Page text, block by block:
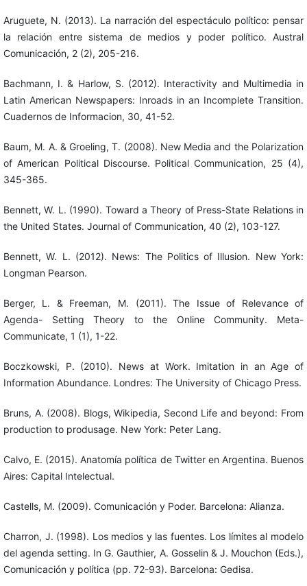
Aruguete, N. (2013). La narración del espectáculo político: pensar
la relación entre sistema de medios y poder político. Austral
Comunicación, 2 (2), 205-216.
Bachmann, I. & Harlow, S. (2012). Interactivity and Multimedia in
Latin American Newspapers: Inroads in an Incomplete Transition.
Cuadernos de Informacion, 30, 41-52.
Baum, M. A. & Groeling, T. (2008). New Media and the Polarization
of American Political Discourse. Political Communication, 25 (4),
345-365.
Bennett, W. L. (1990). Toward a Theory of Press-State Relations in
the United States. Journal of Communication, 40 (2), 103-127.
Bennett, W. L. (2012). News: The Politics of Illusion. New York:
Longman Pearson.
Berger, L. & Freeman, M. (2011). The Issue of Relevance of
Agenda- Setting Theory to the Online Community. Meta-
Communicate, 1 (1), 1-22.
Boczkowski, P. (2010). News at Work. Imitation in an Age of
Information Abundance. Londres: The University of Chicago Press.
Bruns, A. (2008). Blogs, Wikipedia, Second Life and beyond: From
production to produsage. New York: Peter Lang.
Calvo, E. (2015). Anatomía política de Twitter en Argentina. Buenos
Aires: Capital Intelectual.
Castells, M. (2009). Comunicación y Poder. Barcelona: Alianza.
Charron, J. (1998). Los medios y las fuentes. Los límites al modelo
del agenda setting. In G. Gauthier, A. Gosselin & J. Mouchon (Eds.),
Comunicación y política (pp. 72-93). Barcelona: Gedisa.